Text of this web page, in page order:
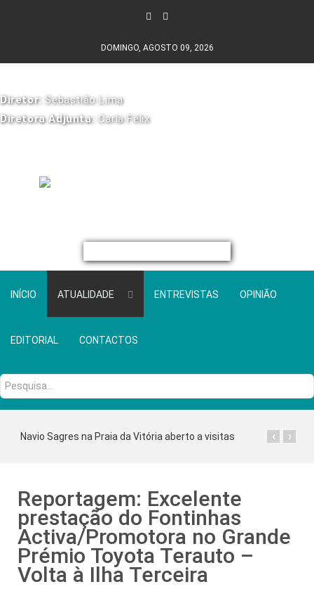
DOMINGO, AGOSTO 09, 2026
Diretor: Sebastião Lima
Diretora Adjunta: Carla Félix
INÍCIO ATUALIDADE ENTREVISTAS OPINIÃO
EDITORIAL CONTACTOS
Pesquisa...
Navio Sagres na Praia da Vitória aberto a visitas ›
‹
Reportagem: Excelente
prestação do Fontinhas
Activa/Promotora no Grande
Prémio Toyota Terauto –
Volta à Ilha Terceira